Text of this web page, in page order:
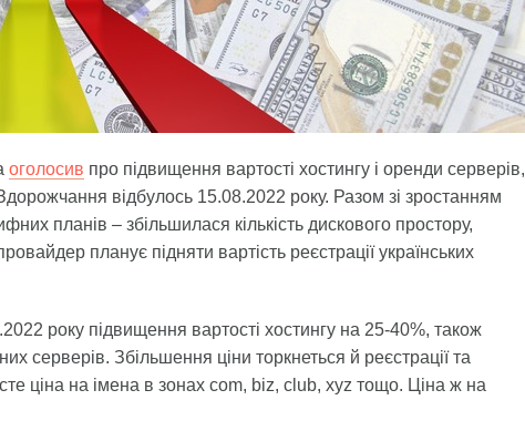
оголосив про підвищення вартості хостингу і оренди серверів,
відбулось 15.08.2022 року. Разом зі зростанням
планів – збільшилася кількість дискового простору,
планує підняти вартість реєстрації українських
року підвищення вартості хостингу на 25-40%, також
серверів. Збільшення ціни торкнеться й реєстрації та
ціна на імена в зонах com, biz, club, xyz тощо. Ціна ж на